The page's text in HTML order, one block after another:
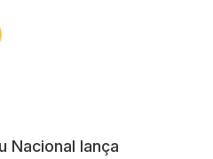
Nacional lança